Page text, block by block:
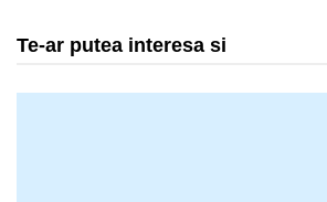
Te-ar putea interesa si